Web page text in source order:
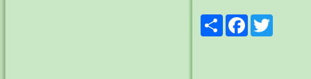
Share Facebook